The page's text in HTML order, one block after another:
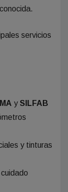
servicios
ySILFAB
y tinturas